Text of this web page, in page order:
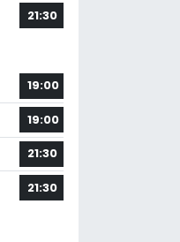
21:30
19:00
19:00
21:30
21:30